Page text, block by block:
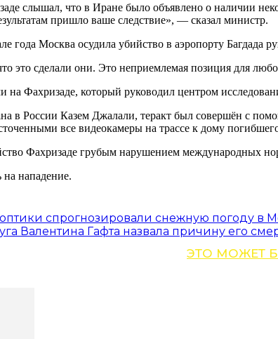
слышал, что в Иране было объявлено о наличии
пришло ваше следствие», — сказал министр.
года Москва осудила убийство в аэропорту
это сделали они. Это неприемлемая позиция для
на Фахризаде, который руководил центром
в России Казем Джалали, теракт был совершён с
все видеокамеры на трассе к дому
Фахризаде грубым нарушением международных
нападение.
спрогнозировали снежную погоду в
Валентина Гафта назвала причину его
ЭТО МОЖЕТ